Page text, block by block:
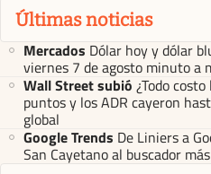
Últimas noticias
Mercados Dólar hoy y dólar
viernes 7 de agosto minuto a
Wall Street subió ¿Todo
puntos y los ADR cayeron
global
Google Trends De Liniers a
San Cayetano al buscador